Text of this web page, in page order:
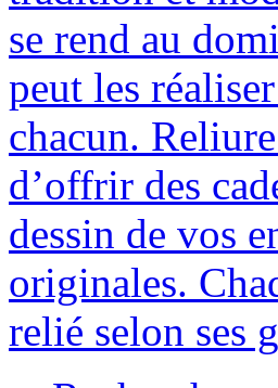
se rend au
peut les
chacun.
d’offrir des
dessin de vos
originales.
relié selon ses